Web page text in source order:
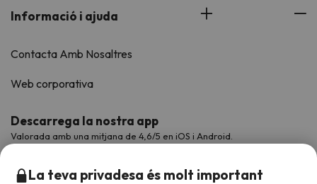
Informació i ajuda
Contacta Amb Nosaltres
Web corporativa
Descarrega la nostra app
Valorada amb una mitjana de 4,6/5 en iOS i Android.
La teva privadesa és molt important